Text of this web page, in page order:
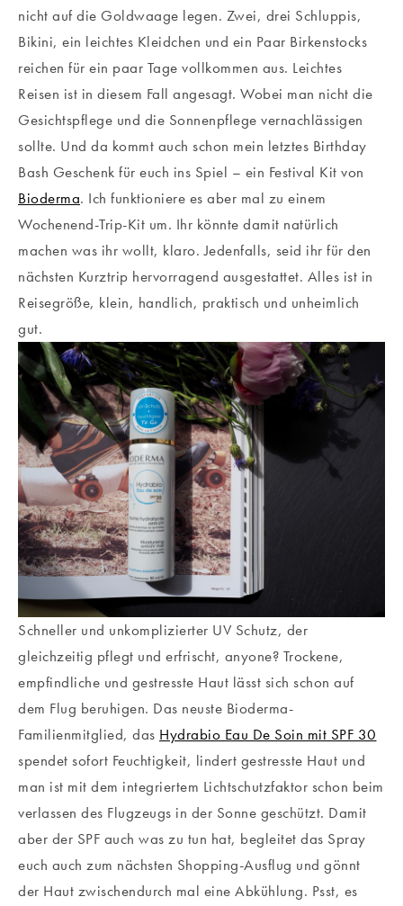
nicht auf die Goldwaage legen. Zwei, drei Schluppis,
Bikini, ein leichtes Kleidchen und ein Paar Birkenstocks
reichen für ein paar Tage vollkommen aus. Leichtes
Reisen ist in diesem Fall angesagt. Wobei man nicht die
Gesichtspflege und die Sonnenpflege vernachlässigen
sollte. Und da kommt auch schon mein letztes Birthday
Bash Geschenk für euch ins Spiel – ein Festival Kit von
Bioderma. Ich funktioniere es aber mal zu einem
Wochenend-Trip-Kit um. Ihr könnte damit natürlich
machen was ihr wollt, klaro. Jedenfalls, seid ihr für den
nächsten Kurztrip hervorragend ausgestattet. Alles ist in
Reisegröße, klein, handlich, praktisch und unheimlich
gut.
Schneller und unkomplizierter UV Schutz, der
gleichzeitig pflegt und erfrischt, anyone? Trockene,
empfindliche und gestresste Haut lässt sich schon auf
dem Flug beruhigen. Das neuste Bioderma-
Familienmitglied, das Hydrabio Eau De Soin mit SPF 30
spendet sofort Feuchtigkeit, lindert gestresste Haut und
man ist mit dem integriertem Lichtschutzfaktor schon beim
verlassen des Flugzeugs in der Sonne geschützt. Damit
aber der SPF auch was zu tun hat, begleitet das Spray
euch auch zum nächsten Shopping-Ausflug und gönnt
der Haut zwischendurch mal eine Abkühlung. Psst, es